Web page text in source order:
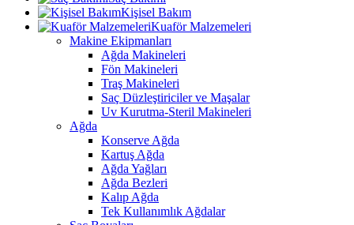
Kişisel Bakım
Kuaför Malzemeleri
Makine Ekipmanları
Ağda Makineleri
Fön Makineleri
Traş Makineleri
Saç Düzleştiriciler ve Maşalar
Uv Kurutma-Steril Makineleri
Ağda
Konserve Ağda
Kartuş Ağda
Ağda Yağları
Ağda Bezleri
Kalıp Ağda
Tek Kullanımlık Ağdalar